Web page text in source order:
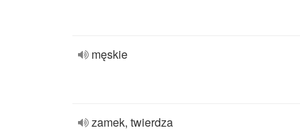
męskie
zamek, twierdza